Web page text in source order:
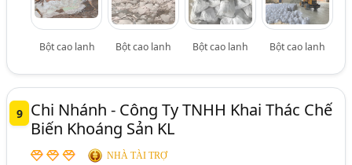
Bột cao lanh Bột cao lanh Bột cao lanh Bột cao lanh
9
Chi Nhánh - Công Ty TNHH Khai Thác Chế
Biến Khoáng Sản KL
NHÀ TÀI TRỢ